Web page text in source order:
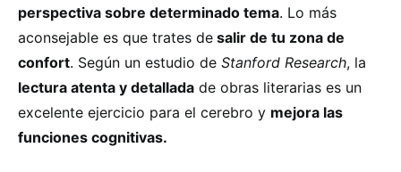
perspectiva sobre determinado tema. Lo más
aconsejable es que trates de salir de tu zona de
confort. Según un estudio de Stanford Research, la
lectura atenta y detallada de obras literarias es un
excelente ejercicio para el cerebro y mejora las
funciones cognitivas.